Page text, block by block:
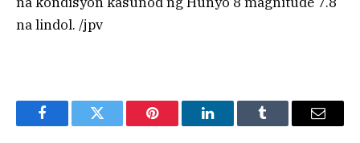
na lindol. /jpv
FacebookTwitter Pinterest LinkedInTumblr Email